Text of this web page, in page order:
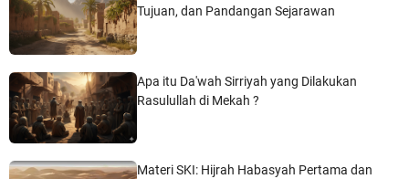
Tujuan, dan Pandangan Sejarawan
Apa itu Da'wah Sirriyah yang Dilakukan
Rasulullah di Mekah ?
Materi SKI: Hijrah Habasyah Pertama dan